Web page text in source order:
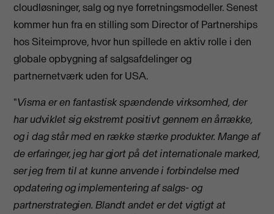
cloudløsninger, salg og nye forretningsmodeller. Senest
kommer hun fra en stilling som Director of Partnerships
hos Siteimprove, hvor hun spillede en aktiv rolle i den
globale opbygning af salgsafdelinger og
partnernetværk uden for USA.
"Visma er en fantastisk spændende virksomhed, der
har udviklet sig ekstremt positivt gennem en årrække,
og i dag står med en række stærke produkter. Mange af
de erfaringer, jeg har gjort på det internationale marked,
ser jeg frem til at kunne anvende i forbindelse med
opdatering og implementering af salgs- og
partnerstrategien. Blandt andet er det vigtigt at